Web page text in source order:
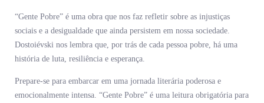
“Gente Pobre” é uma obra que nos faz refletir sobre as injustiças
sociais e a desigualdade que ainda persistem em nossa sociedade.
Dostoiévski nos lembra que, por trás de cada pessoa pobre, há uma
história de luta, resiliência e esperança.
Prepare-se para embarcar em uma jornada literária poderosa e
emocionalmente intensa. “Gente Pobre” é uma leitura obrigatória para